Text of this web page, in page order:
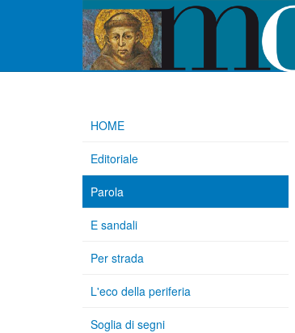
HOME
Editoriale
Parola
E sandali
Per strada
L'eco della periferia
Soglia di segni